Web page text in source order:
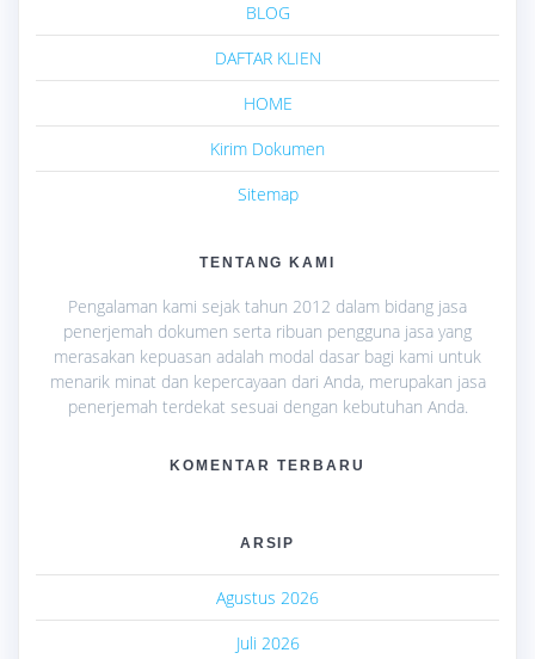
BLOG
DAFTAR KLIEN
HOME
Kirim Dokumen
Sitemap
TENTANG KAMI
Pengalaman kami sejak tahun 2012 dalam bidang jasa
penerjemah dokumen serta ribuan pengguna jasa yang
merasakan kepuasan adalah modal dasar bagi kami untuk
menarik minat dan kepercayaan dari Anda, merupakan jasa
penerjemah terdekat sesuai dengan kebutuhan Anda.
KOMENTAR TERBARU
ARSIP
Agustus 2026
Juli 2026